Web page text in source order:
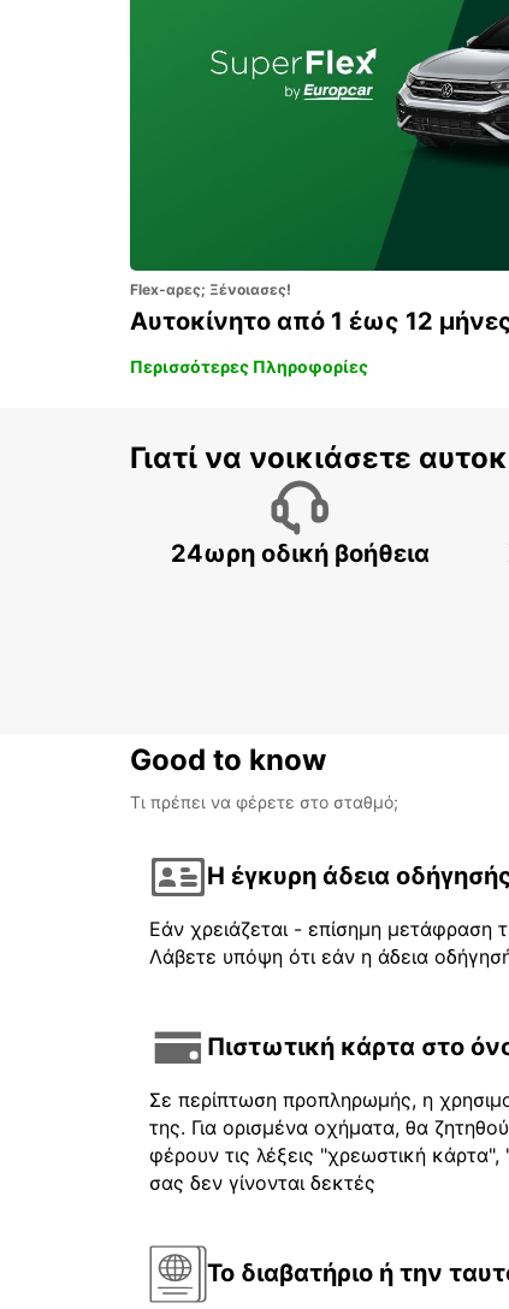
Flex-αρες; Ξένοιασες!
Αυτοκίνητο από 1 έως 12
Περισσότερες Πληροφορίες
Γιατί να νοικιάσετε
24ωρη οδική βοήθεια
Good to know
Τι πρέπει να φέρετε στο σταθμό;
Η έγκυρη άδεια
Εάν χρειάζεται - επίσημη μετάφραση
Λάβετε υπόψη ότι εάν η άδεια
Πιστωτική κάρτα στο
Σε περίπτωση προπληρωμής, η
της. Για ορισμένα οχήματα, θα
φέρουν τις λέξεις "χρεωστική
σας δεν γίνονται δεκτές
Το διαβατήριο ή την